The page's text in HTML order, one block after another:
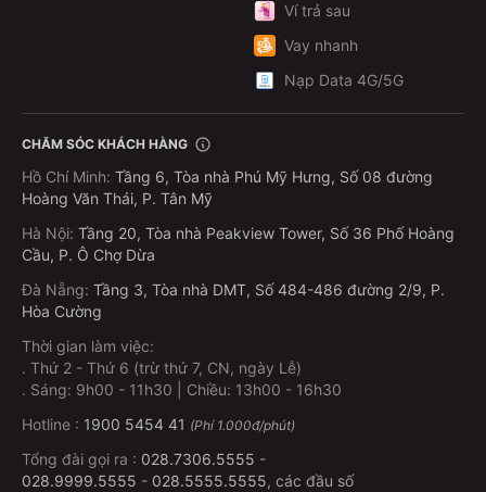
Ví trả sau
Vay nhanh
Nạp Data 4G/5G
CHĂM SÓC KHÁCH HÀNG
Hồ Chí Minh: Tầng 6, Tòa nhà Phú Mỹ Hưng, Số 08 đường
Hoàng Văn Thái, P. Tân Mỹ
Hà Nội: Tầng 20, Tòa nhà Peakview Tower, Số 36 Phố Hoàng
Cầu, P. Ô Chợ Dừa
Đà Nẵng: Tầng 3, Tòa nhà DMT, Số 484-486 đường 2/9, P.
Hòa Cường
Thời gian làm việc:
. Thứ 2 - Thứ 6 (trừ thứ 7, CN, ngày Lễ)
. Sáng: 9h00 - 11h30 | Chiều: 13h00 - 16h30
Hotline : 1900 5454 41 (Phí 1.000đ/phút)
Tổng đài gọi ra : 028.7306.5555 -
028.9999.5555 - 028.5555.5555, các đầu số